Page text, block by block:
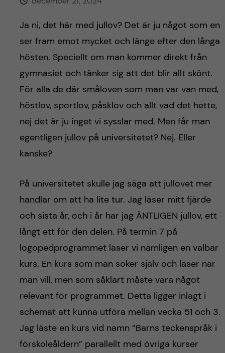
Ja ni, det här med jullov? Det är ju något som en
ser fram emot mycket och länge efter den långa
hösten. Speciellt om man kommer direkt från
gymnasiet och tänker sig att det blir allt skönt.
För alla de där småloven som man var van med,
höstlov, sportlov, påsklov och allt vad det hette,
nej det är ju inget vi sysslar med. Men får man
egentligen jullov på universitetet? Nej. Eller
kanske?
På universitetet skulle jag säga att jullovet mer
handlar om att ha lite tur. Jag läser mitt fjärde
och sista år, och i år har jag ÄNTLIGEN jullov, ett
långt ett för den delen. På termin 7 på
logopedprogrammet läser vi nämligen en valbar
kurs. En kurs som man söker själv och läser när
man vill, men som såklart måste vara något
relevant för programmet. Detta ligger inlagt i
schemat att kunna utföra mellan vecka 51 och 3.
Jag läste en kurs vid namn ”Barns teckenspråk i
förskoleåldern” parallellt med övriga kurser